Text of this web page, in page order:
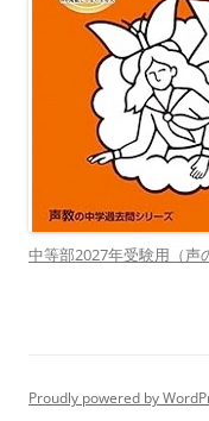
中等部2027年受験用（声
Proudly powered by